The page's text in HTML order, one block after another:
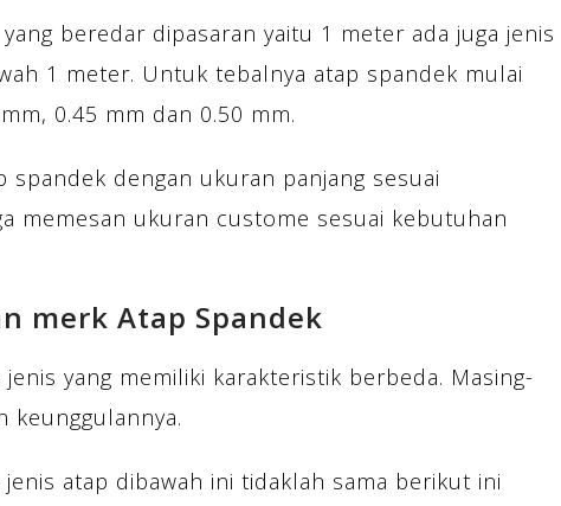
beredar dipasaran yaitu 1 meter ada juga jenis
1 meter. Untuk tebalnya atap spandek mulai
0.45 mm dan 0.50 mm.
spandek dengan ukuran panjang sesuai
memesan ukuran custome sesuai kebutuhan
merk Atap Spandek
yang memiliki karakteristik berbeda. Masing-
keunggulannya.
atap dibawah ini tidaklah sama berikut ini